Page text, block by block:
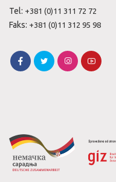
Tel: +381 (0)11 311 72 72
Faks: +381 (0)11 312 95 98